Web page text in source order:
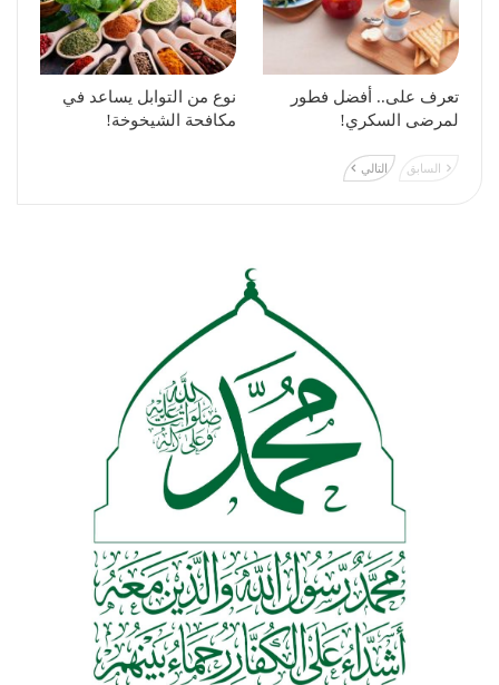
تعرف على.. أفضل فطور
لمرضى السكري!
نوع من التوابل يساعد في
مكافحة الشيخوخة!
السابق التالي